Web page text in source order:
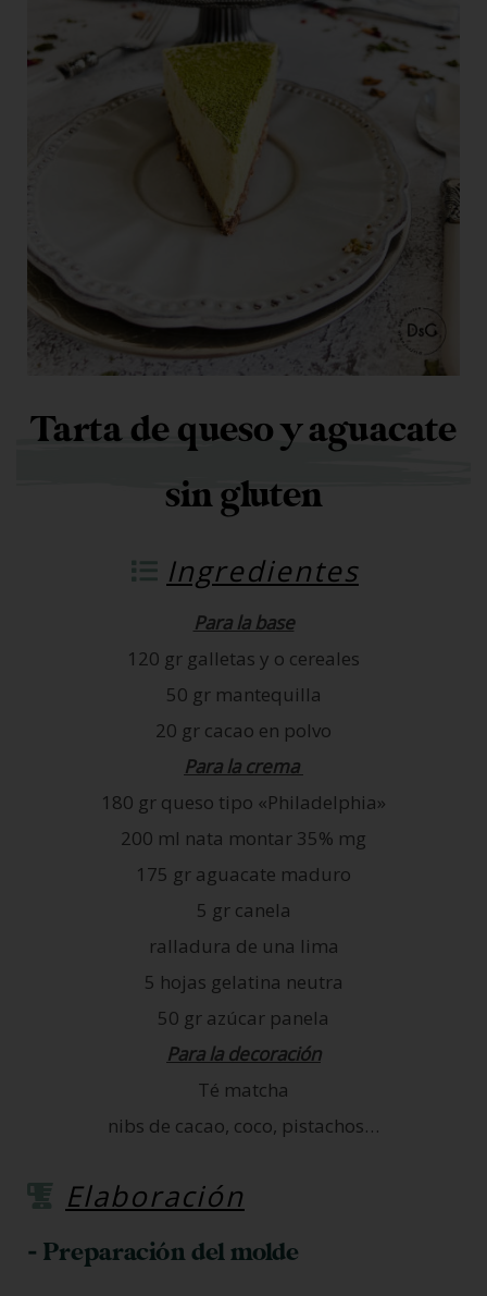
Tarta de queso y aguacate
sin gluten
Ingredientes
Para la base
120 gr galletas y o cereales
50 gr mantequilla
20 gr cacao en polvo
Para la crema
180 gr queso tipo «Philadelphia»
200 ml nata montar 35% mg
175 gr aguacate maduro
5 gr canela
ralladura de una lima
5 hojas gelatina neutra
50 gr azúcar panela
Para la decoración
Té matcha
nibs de cacao, coco, pistachos…
Elaboración
- Preparación del molde